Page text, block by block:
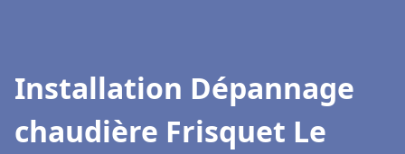
Installation Dépannage
chaudière Frisquet Le